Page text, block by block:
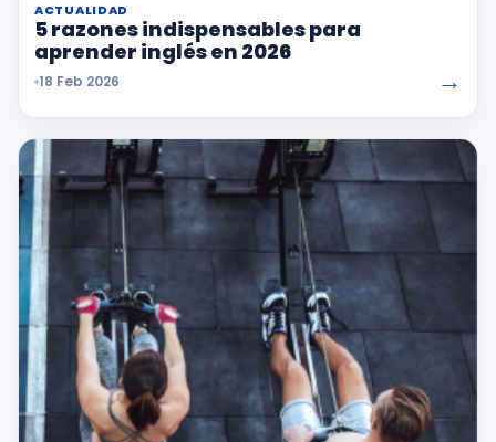
ACTUALIDAD
5 razones indispensables para
aprender inglés en 2026
18 Feb 2026 →